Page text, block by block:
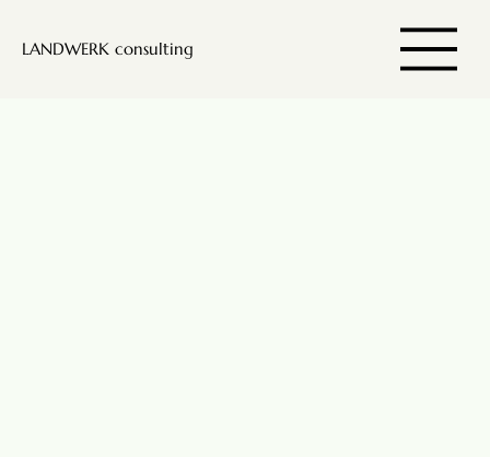
LANDWERK consulting